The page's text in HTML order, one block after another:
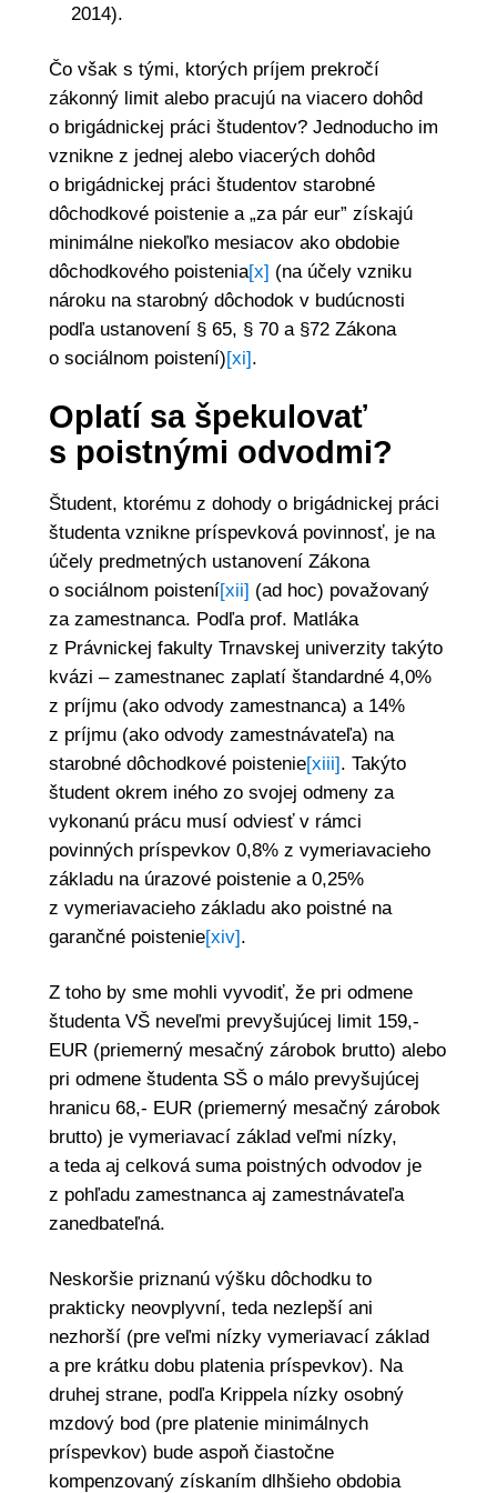
2014).
Čo však s tými, ktorých príjem prekročí
zákonný limit alebo pracujú na viacero dohôd
o brigádnickej práci študentov? Jednoducho im
vznikne z jednej alebo viacerých dohôd
o brigádnickej práci študentov starobné
dôchodkové poistenie a „za pár eur” získajú
minimálne niekoľko mesiacov ako obdobie
dôchodkového poistenia[x] (na účely vzniku
nároku na starobný dôchodok v budúcnosti
podľa ustanovení § 65, § 70 a §72 Zákona
o sociálnom poistení)[xi].
Oplatí sa špekulovať
s poistnými odvodmi?
Študent, ktorému z dohody o brigádnickej práci
študenta vznikne príspevková povinnosť, je na
účely predmetných ustanovení Zákona
o sociálnom poistení[xii] (ad hoc) považovaný
za zamestnanca. Podľa prof. Matláka
z Právnickej fakulty Trnavskej univerzity takýto
kvázi – zamestnanec zaplatí štandardné 4,0%
z príjmu (ako odvody zamestnanca) a 14%
z príjmu (ako odvody zamestnávateľa) na
starobné dôchodkové poistenie[xiii]. Takýto
študent okrem iného zo svojej odmeny za
vykonanú prácu musí odviesť v rámci
povinných príspevkov 0,8% z vymeriavacieho
základu na úrazové poistenie a 0,25%
z vymeriavacieho základu ako poistné na
garančné poistenie[xiv].
Z toho by sme mohli vyvodiť, že pri odmene
študenta VŠ neveľmi prevyšujúcej limit 159,-
EUR (priemerný mesačný zárobok brutto) alebo
pri odmene študenta SŠ o málo prevyšujúcej
hranicu 68,- EUR (priemerný mesačný zárobok
brutto) je vymeriavací základ veľmi nízky,
a teda aj celková suma poistných odvodov je
z pohľadu zamestnanca aj zamestnávateľa
zanedbateľná.
Neskoršie priznanú výšku dôchodku to
prakticky neovplyvní, teda nezlepší ani
nezhorší (pre veľmi nízky vymeriavací základ
a pre krátku dobu platenia príspevkov). Na
druhej strane, podľa Krippela nízky osobný
mzdový bod (pre platenie minimálnych
príspevkov) bude aspoň čiastočne
kompenzovaný získaním dlhšieho obdobia